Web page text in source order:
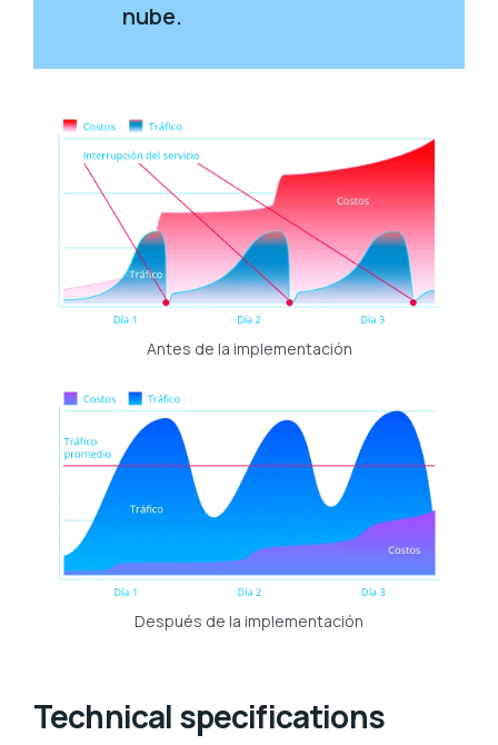
nube.
Antes de la implementación
Después de la implementación
Technical specifications